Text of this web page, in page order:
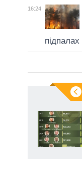
16:24
підпалах